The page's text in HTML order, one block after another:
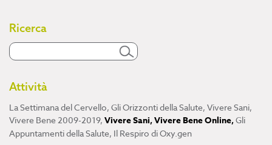
Ricerca
Attività
La Settimana del Cervello, Gli Orizzonti della Salute, Vivere Sani,
Vivere Bene 2009-2019, Vivere Sani, Vivere Bene Online,Gli
Appuntamenti della Salute, Il Respiro di Oxy.gen